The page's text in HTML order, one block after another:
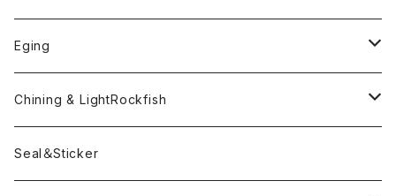
YARIE
ECOGEAR
TWObyTWO
ツートンネクタイ
ACTIVE
Eging
Egi
Rig
Chining & LightRockfish
Worm
Seal＆Sticker